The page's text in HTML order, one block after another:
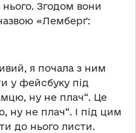
Згодом вони
«Лемберґ:
я почала з ним
у фейсбуку під
ну не плач“. Це
ну не плач“. І під цим
до нього листи.